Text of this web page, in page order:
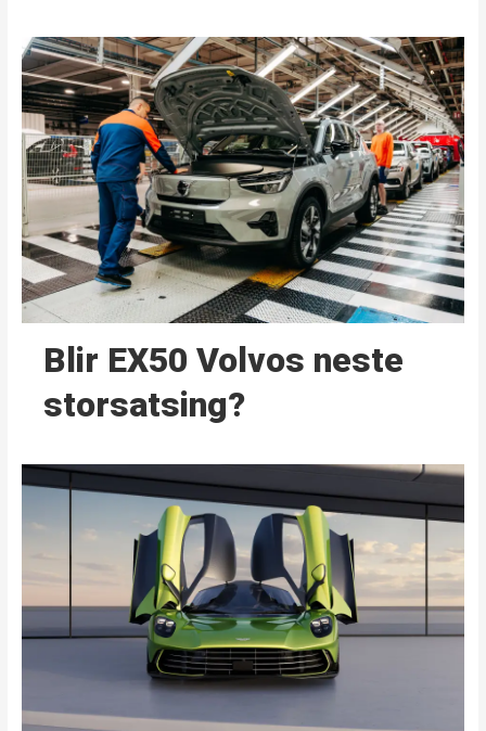
Blir EX50 Volvos neste
storsatsing?